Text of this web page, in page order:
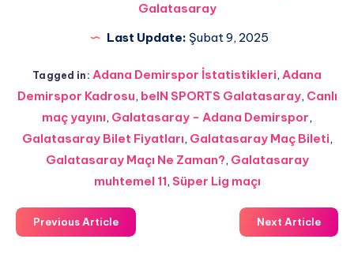
Galatasaray
Last Update: Şubat 9, 2025
Tagged in: Adana Demirspor İstatistikleri, Adana
Demirspor Kadrosu, beIN SPORTS Galatasaray, Canlı
maç yayını, Galatasaray - Adana Demirspor,
Galatasaray Bilet Fiyatları, Galatasaray Maç Bileti,
Galatasaray Maçı Ne Zaman?, Galatasaray
muhtemel 11, Süper Lig maçı
Previous Article Next Article